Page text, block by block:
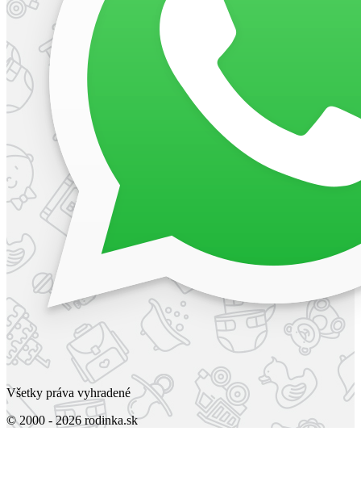
Všetky práva vyhradené
© 2000 - 2026 rodinka.sk